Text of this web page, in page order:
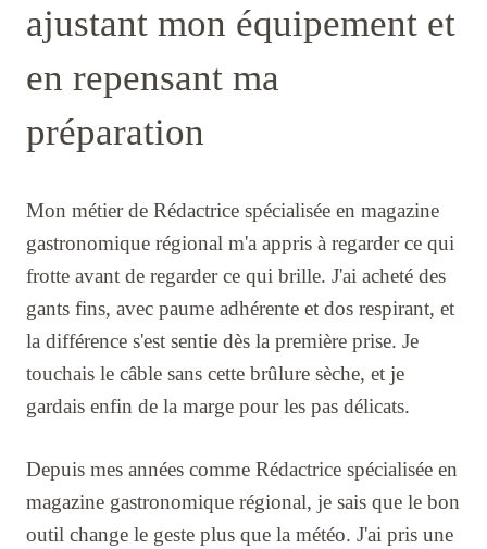
ajustant mon équipement et
en repensant ma
préparation
Mon métier de Rédactrice spécialisée en magazine
gastronomique régional m'a appris à regarder ce qui
frotte avant de regarder ce qui brille. J'ai acheté des
gants fins, avec paume adhérente et dos respirant, et
la différence s'est sentie dès la première prise. Je
touchais le câble sans cette brûlure sèche, et je
gardais enfin de la marge pour les pas délicats.
Depuis mes années comme Rédactrice spécialisée en
magazine gastronomique régional, je sais que le bon
outil change le geste plus que la météo. J'ai pris une